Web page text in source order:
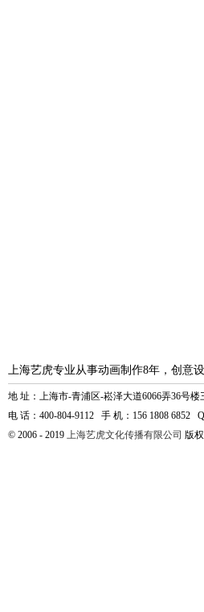
上海艺虎专业从事动画制作8年，创意
地 址：上海市-青浦区-崧泽大道6066弄36号楼
电 话：400-804-9112 手 机：156 1808 6852
© 2006 - 2019 上海艺虎文化传播有限公司 版